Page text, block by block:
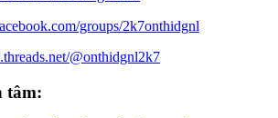
groups/2k7onthidgnl
@onthidgnl2k7
tâm: